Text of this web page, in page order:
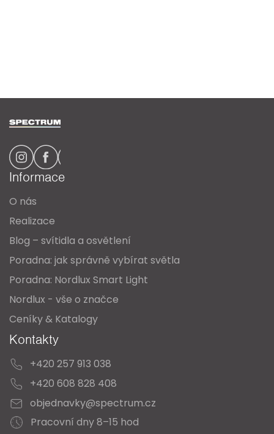
Informace
O nás
Realizace
Blog – svítidla a osvětlení
Poradna: jak správně vybírat světla
Poradna: Nordlux Smart Light
Nordlux - vše o značce
Ceníky & Katalogy
Kontakty
+420 257 913 038
+420 608 828 408
objednavky@spectrum.cz
Pracovní dny 8–15 hod